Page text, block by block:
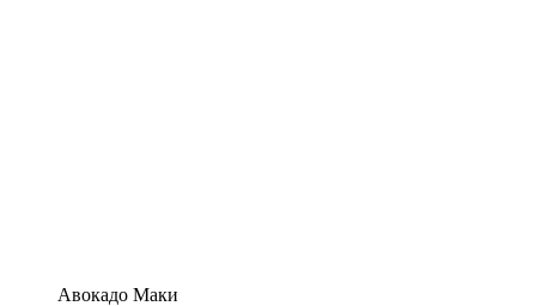
Авокадо Маки